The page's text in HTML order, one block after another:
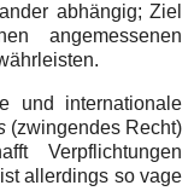
abhängig; Ziel
angemessenen
und internationale
(zwingendes Recht)
Verpflichtungen
allerdings so vage